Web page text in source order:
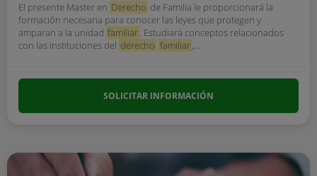
El presente Master en Derecho de Familia le proporcionará la
formación necesaria para conocer las leyes que protegen y
amparan a la unidad familiar. Estudiará conceptos relacionados
con las instituciones del derecho familiar,...
SOLICITAR INFORMACIÓN